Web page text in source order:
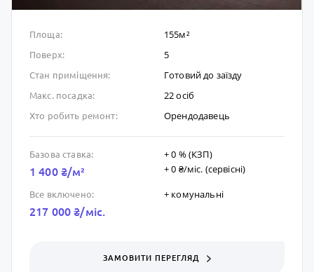
Площа: 155м²
Поверх: 5
Стан приміщення: Готовий до заïзду
Макс. посадка: 22 осіб
Хто робить ремонт: Орендодавець
Базова ставка:
1 400 ₴/м²
+ 0 % (КЗП)
+ 0 ₴/мic. (сервісні)
Все включено:
217 000 ₴/мic.
+ комунальні
ЗАМОВИТИ ПЕРЕГЛЯД